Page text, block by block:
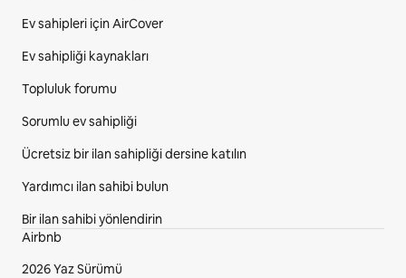
Ev sahipleri için AirCover
Ev sahipliği kaynakları
Topluluk forumu
Sorumlu ev sahipliği
Ücretsiz bir ilan sahipliği dersine katılın
Yardımcı ilan sahibi bulun
Bir ilan sahibi yönlendirin
Airbnb
2026 Yaz Sürümü